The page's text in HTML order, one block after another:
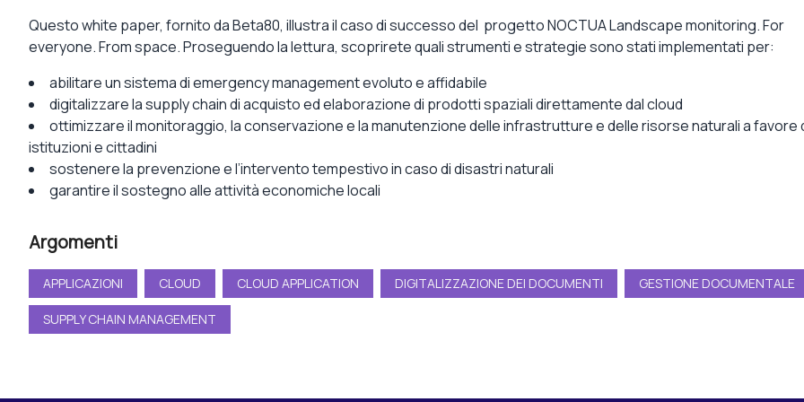
Questo white paper, fornito da Beta80, illustra il caso di successo del progetto NOCTUA Landscape monitoring. For
everyone. From space. Proseguendo la lettura, scoprirete quali strumenti e strategie sono stati implementati per:
abilitare un sistema di emergency management evoluto e affidabile
digitalizzare la supply chain di acquisto ed elaborazione di prodotti spaziali direttamente dal cloud
ottimizzare il monitoraggio, la conservazione e la manutenzione delle infrastrutture e delle risorse naturali a favore
istituzioni e cittadini
sostenere la prevenzione e l’intervento tempestivo in caso di disastri naturali
garantire il sostegno alle attività economiche locali
Argomenti
APPLICAZIONI CLOUD CLOUD APPLICATION DIGITALIZZAZIONE DEI DOCUMENTI GESTIONE DOCUMENTALE
SUPPLY CHAIN MANAGEMENT